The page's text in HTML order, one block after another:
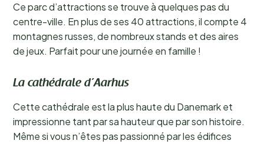
Ce parc d’attractions se trouve à quelques pas du
centre-ville. En plus de ses 40 attractions, il compte 4
montagnes russes, de nombreux stands et des aires
de jeux. Parfait pour une journée en famille !
La cathédrale d’Aarhus
Cette cathédrale est la plus haute du Danemark et
impressionne tant par sa hauteur que par son histoire.
Même si vous n’êtes pas passionné par les édifices